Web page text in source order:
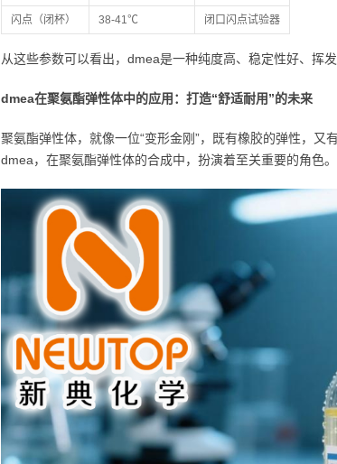
闪点（闭杯） 38-41℃ 闭口闪点试验器
从这些参数可以看出，dmea是一种纯度高、稳定性好、挥
dmea在聚氨酯弹性体中的应用：打造“舒适耐用”的未来
聚氨酯弹性体，就像一位“变形金刚”，既有橡胶的弹性，
dmea，在聚氨酯弹性体的合成中，扮演着至关重要的角色。